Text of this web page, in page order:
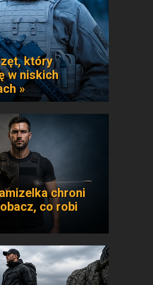
który
w niskich
»
chroni
co robi